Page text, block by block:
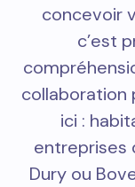
concevoir
c’est
collaboration
ici :
entreprises
Dury ou